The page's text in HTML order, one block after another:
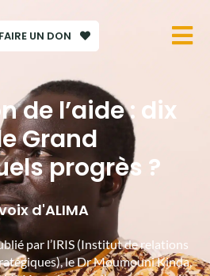
FAIRE UN DON
de l’aide : dix
Grand
progrès ?
d'ALIMA
par l’IRIS (Institut de relations
le Dr Moumouni Kinda,